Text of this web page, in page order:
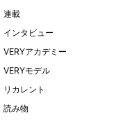
連載
インタビュー
VERYアカデミー
VERYモデル
リカレント
読み物